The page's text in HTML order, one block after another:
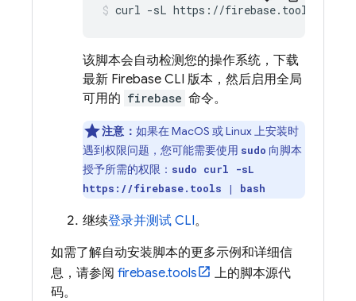
curl -sL https://firebase.tools |
该脚本会自动检测您的操作系统，下载
最新 Firebase CLI 版本，然后启用全局
可用的 firebase 命令。
注意： 如果在 MacOS 或 Linux 上安装时
遇到权限问题，您可能需要使用 sudo 向脚本
授予所需的权限： sudo curl -sL
https://firebase.tools | bash
继续登录并测试 CLI。
如需了解自动安装脚本的更多示例和详细信
息，请参阅 firebase.tools
上的脚本源代
码。